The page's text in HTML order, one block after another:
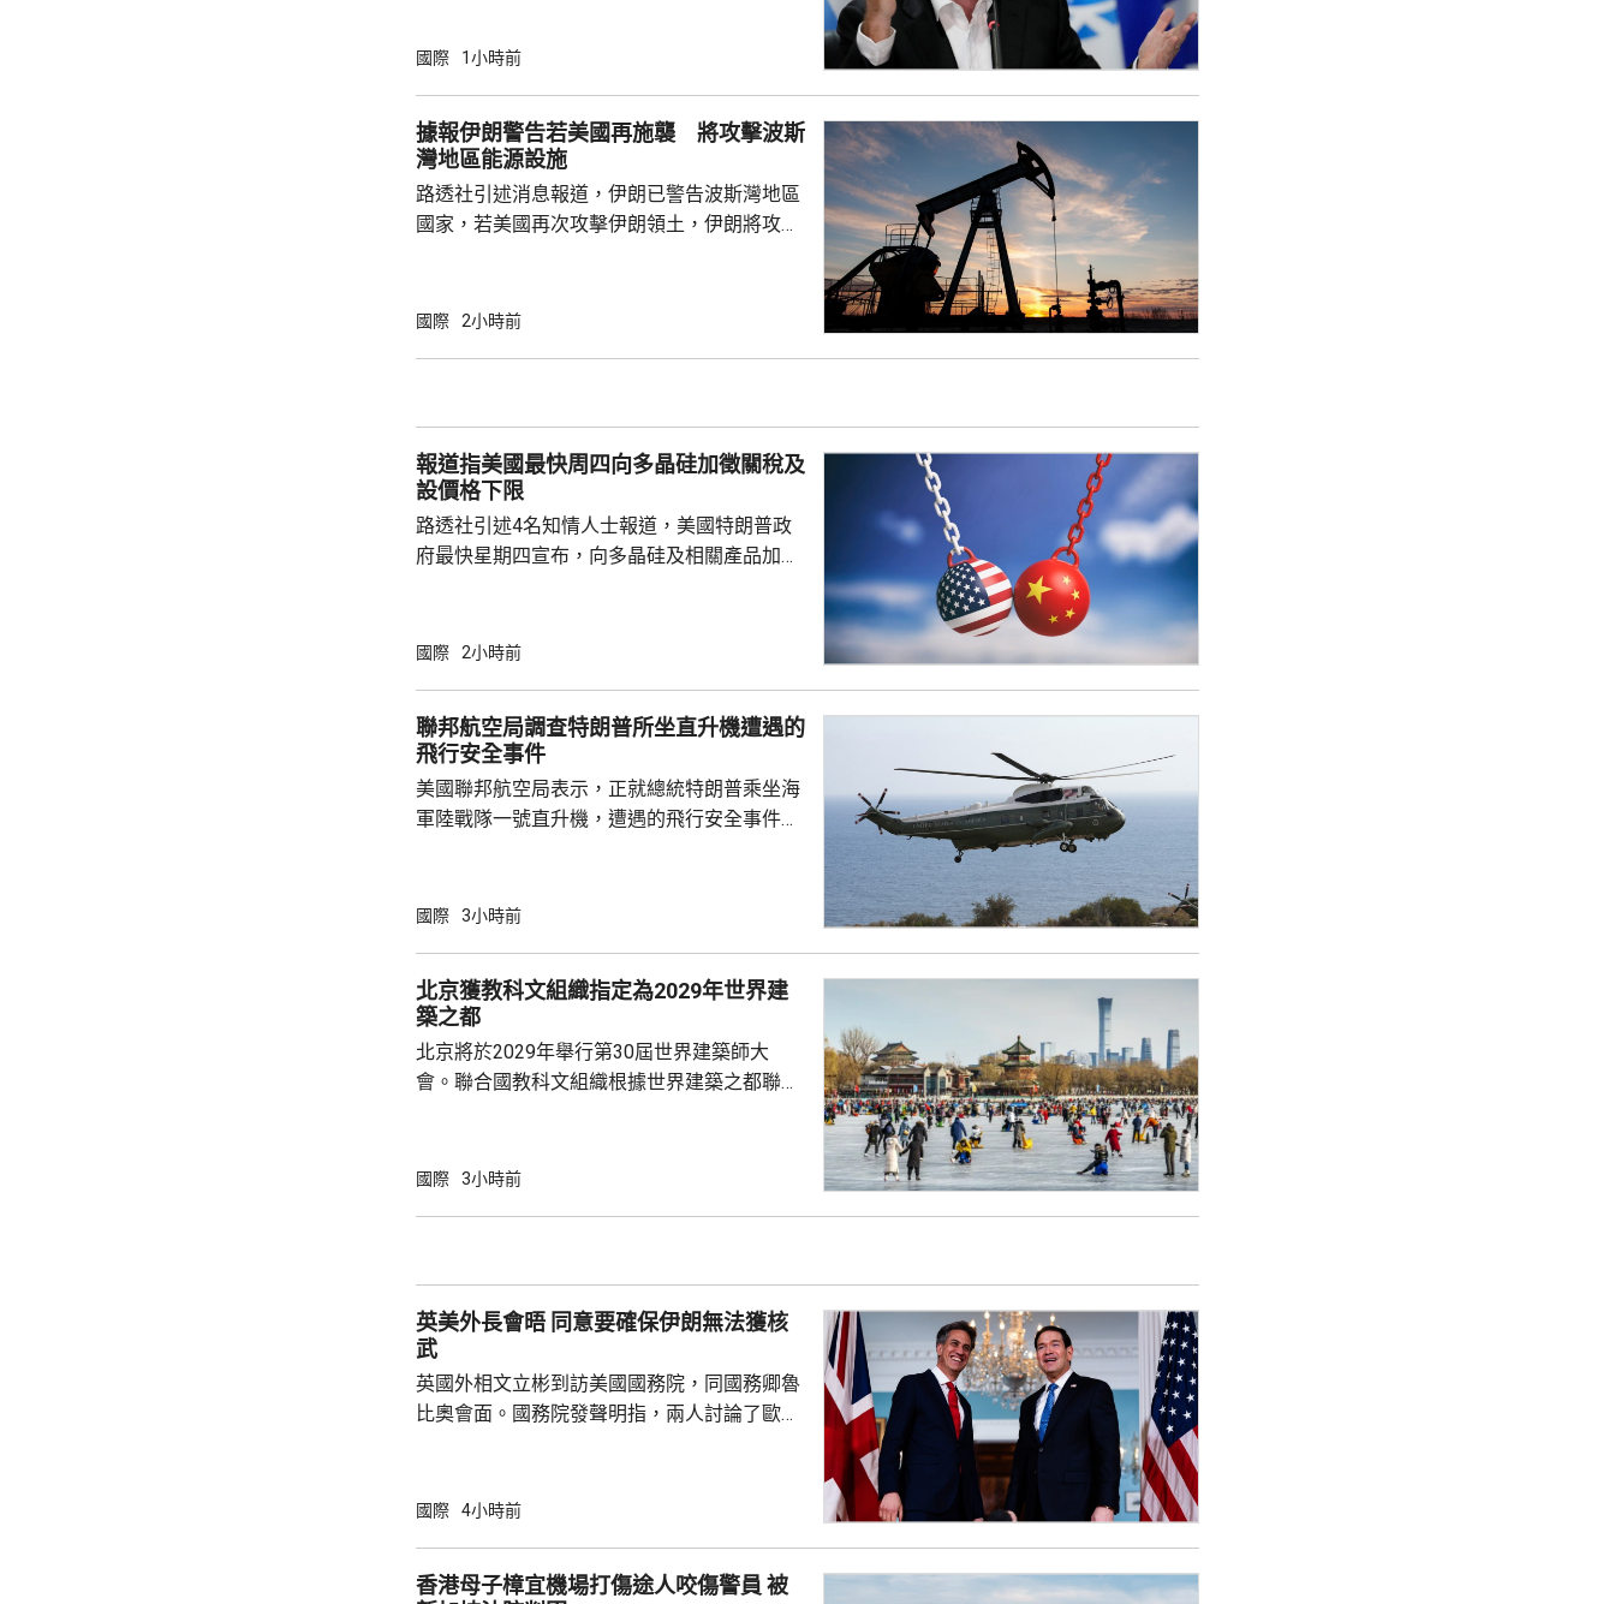
對恩芬天奴的「全力支持」，提及出售賽事股
方式處理，已致函國際足協理事會和各個成員
協會道歉，並承諾會確保類似事件不再發生。
歐洲聯賽聯盟促國際足協進行管治改...
國際 1小時前
據報伊朗警告若美國再施襲 將攻擊波斯
灣地區能源設施
路透社引述消息報道，伊朗已警告波斯灣地區
國家，若美國再次攻擊伊朗領土，伊朗將攻擊
擊伊朗的能源網絡與基礎設施後，伊朗透過密
軍參謀長交談。據報阿拉格齊呼籲美國的波斯
灣盟友，運用他們對特朗普的影響力，勸...
國際 2小時前
報道指美國最快周四向多晶硅加徵關稅及
設價格下限
路透社引述4名知情人士報道，美國特朗普政
府最快星期四宣布，向多晶硅及相關產品加徵
太陽能板和半導體的關鍵原材料，華府的行動
國際 2小時前
聯邦航空局調查特朗普所坐直升機遭遇的
飛行安全事件
美國聯邦航空局表示，正就總統特朗普乘坐海
軍陸戰隊一號直升機，遭遇的飛行安全事件進
空軍一號專機前往洛杉磯。根據飛行安全規
附近飛行，但當時有一架客機幾乎同特朗普的
直升機同時起飛。而聯邦航空局規定，飛機之
間必須保持1.5英里的水平距離以及50...
國際 3小時前
北京獲教科文組織指定為2029年世界建
築之都
北京將於2029年舉行第30屆世界建築師大
會。聯合國教科文組織根據世界建築之都聯合
遺產，與面向未來的城市可持續發展願景，憑
話，深入探討建築在提升人民生活質素，以及
後代守護人類共同遺產方面所發揮的...
國際 3小時前
英美外長會晤 同意要確保伊朗無法獲核
武
英國外相文立彬到訪美國國務院，同國務卿魯
比奧會面。國務院發聲明指，兩人討論了歐洲
法研發或獲得核武。 今次是文立杉同魯比奧繼
立彬，此行亦會同世銀行長彭安杰會晤。
國際 4小時前
香港母子樟宜機場打傷途人咬傷警員 被